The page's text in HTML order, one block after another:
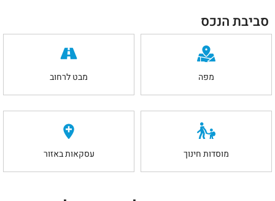
סביבת הנכס
מפה מבט לרחוב
מוסדות חינוך עסקאות באזור